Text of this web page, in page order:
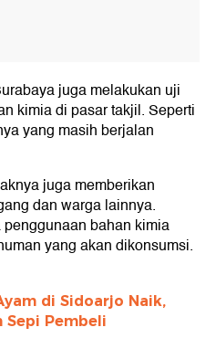
juga melakukan uji
kimia di pasar takjil. Seperti
yang masih berjalan
juga memberikan
dan warga lainnya.
bahan kimia
yang akan dikonsumsi.
di Sidoarjo Naik,
Sepi Pembeli